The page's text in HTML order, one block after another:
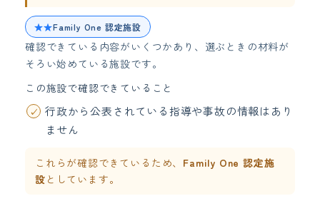
★★Family One 認定施設
確認できている内容がいくつかあり、選ぶときの材料が
そろい始めている施設です。
この施設で確認できていること
行政から公表されている指導や事故の情報はあり
ません
これらが確認できているため、 Family One 認定施
設 としています。